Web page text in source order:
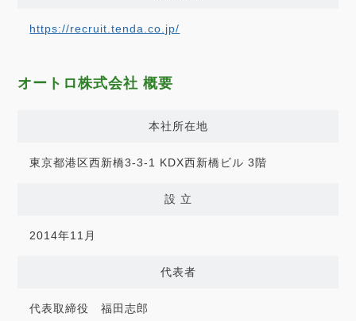
https://recruit.tenda.co.jp/
オートロ株式会社 概要
本社所在地
東京都港区西新橋3-3-1 KDX西新橋ビル 3階
設 立
2014年11月
代表者
代表取締役 福田志郎